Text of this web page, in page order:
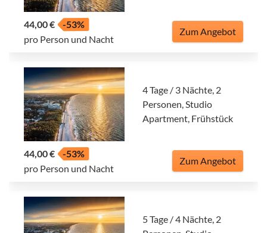
44,00 €
-53%
pro Person und Nacht
Zum Angebot
4 Tage / 3 Nächte, 2
Personen, Studio
Apartment, Frühstück
44,00 €
-53%
pro Person und Nacht
Zum Angebot
5 Tage / 4 Nächte, 2